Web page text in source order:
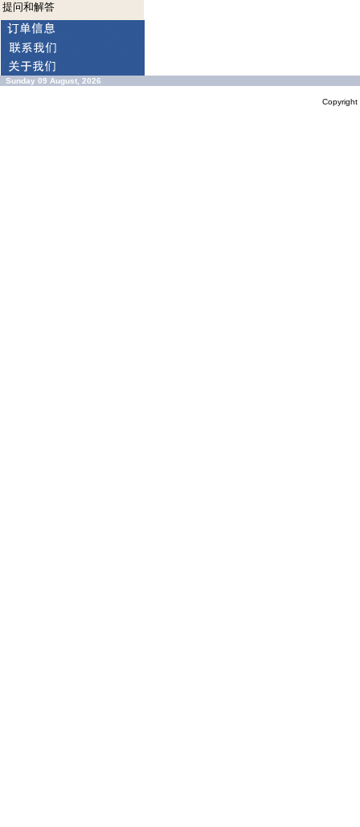
提问和解答
Sunday 09 August, 2026